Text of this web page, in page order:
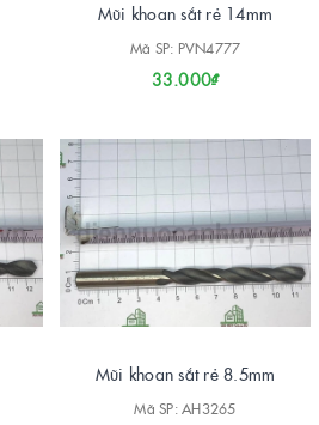
Mũi khoan sắt rẻ 14mm
Mã SP: PVN4777
33.000₫
Mũi khoan sắt rẻ 8.5mm
Mã SP: AH3265